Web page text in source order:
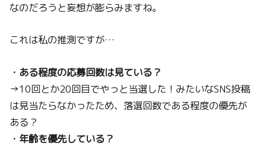
なのだろうと妄想が膨らみますね。
これは私の推測ですが…
・ある程度の応募回数は見ている？
→10回とか20回目でやっと当選した！みたいなSNS投稿
は見当たらなかったため、落選回数である程度の優先が
ある？
・年齢を優先している？